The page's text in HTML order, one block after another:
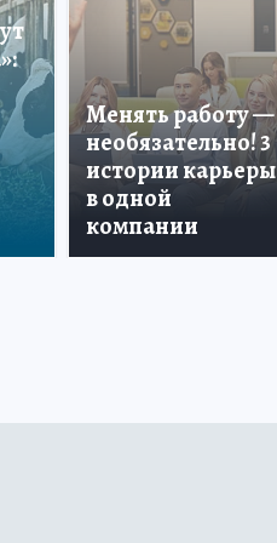
Менять работу —
необязательно! 3
истории карьеры
в одной
компании